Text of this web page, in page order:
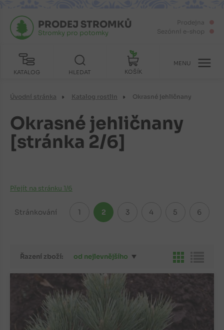
Prodejna
Sezónní e-shop
KATALOG
PRODEJ STROMKŮ
Stromky pro potomky
HLEDAT KOŠÍK
MENU
Úvodní stránka Katalog rostlin Okrasné jehličnany
Okrasné jehličnany
[stránka 2/6]
Přejít na stránku 1/6
Stránkování 1 2 3 4 5 6
Řazení zboží: od nejlevnějšího